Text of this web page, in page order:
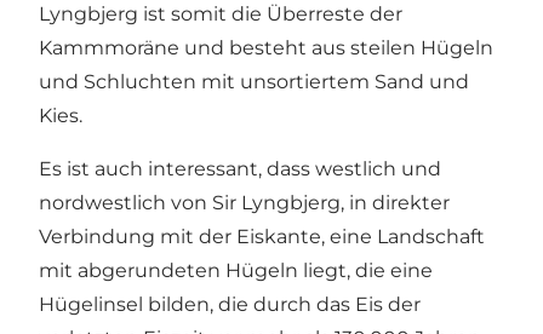
Lyngbjerg ist somit die Überreste der
Kammmoräne und besteht aus steilen Hügeln
und Schluchten mit unsortiertem Sand und
Kies.
Es ist auch interessant, dass westlich und
nordwestlich von Sir Lyngbjerg, in direkter
Verbindung mit der Eiskante, eine Landschaft
mit abgerundeten Hügeln liegt, die eine
Hügelinsel bilden, die durch das Eis der